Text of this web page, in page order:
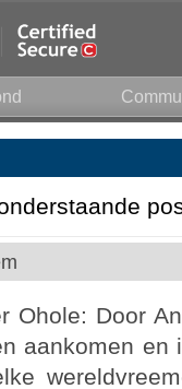
Ohole: Door
aankomen